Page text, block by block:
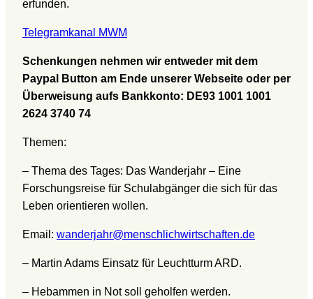
erfunden.
Telegramkanal MWM
Schenkungen nehmen wir entweder mit dem
Paypal
Button am Ende unserer Webseite oder per
Überweisung aufs Bankkonto: DE93 1001 1001
2624 3740 74
Themen:
– Thema des Tages: Das Wanderjahr – Eine
Forschungsreise für Schulabgänger die sich für das
Leben orientieren wollen.
Email: wanderjahr@menschlichwirtschaften.de
– Martin Adams Einsatz für Leuchtturm ARD.
– Hebammen in Not soll geholfen werden.